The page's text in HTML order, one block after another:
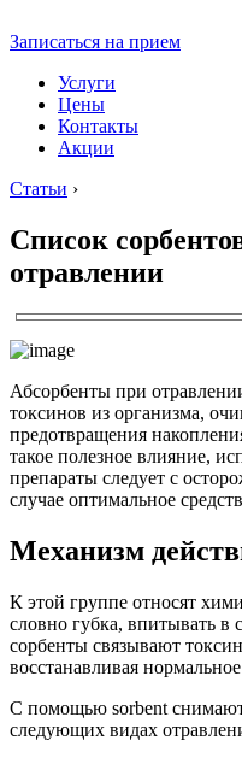
Записаться на прием
Услуги
Цены
Контакты
Акции
Статьи ›
Список
отравлении
Абсорбенты при
токсинов из организма,
предотвращения
такое полезное влияние,
препараты следует с
случае оптимальное
Механизм
К этой группе относят
словно губка, впитывать в
сорбенты связывают
восстанавливая
С помощью sorbent
следующих видах